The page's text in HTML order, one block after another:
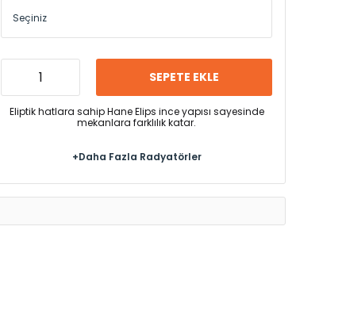
SEPETE EKLE
Eliptik hatlara sahip Hane Elips ince yapısı sayesinde
mekanlara farklılık katar.
+Daha Fazla Radyatörler